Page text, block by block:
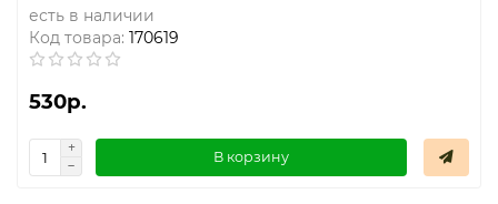
есть в наличии
Код товара: 170619
530р.
В корзину